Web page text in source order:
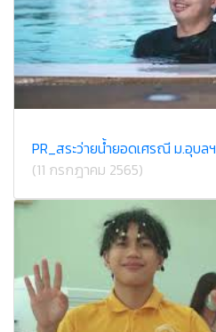
PR_สระว่ายน้ำยอดเศรณี ม.อุบลฯ
(11 กรกฎาคม 2565)